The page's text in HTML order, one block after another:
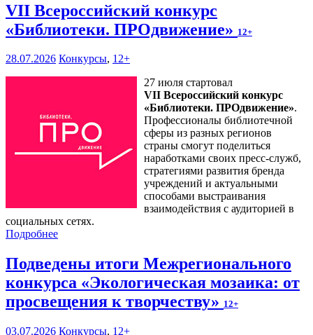
VII Всероссийский конкурс
«Библиотеки. ПРОдвижение» 12+
28.07.2026 Конкурсы, 12+
27 июля стартовал
VII Всероссийский конкурс
«Библиотеки. ПРОдвижение».
Профессионалы библиотечной
сферы из разных регионов
страны смогут поделиться
наработками своих пресс-служб,
стратегиями развития бренда
учреждений и актуальными
способами выстраивания
взаимодействия с аудиторией в
социальных сетях.
Подробнее
Подведены итоги Межрегионального
конкурса «Экологическая мозаика: от
просвещения к творчеству» 12+
03.07.2026 Конкурсы, 12+